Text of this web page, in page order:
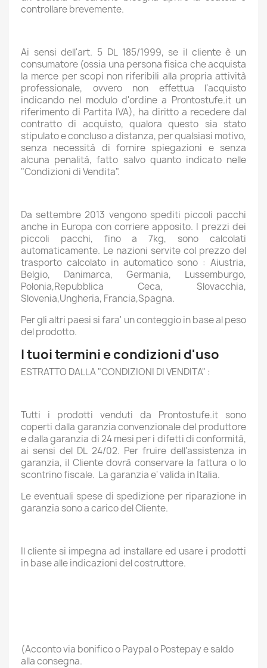
controllare brevemente.
Ai sensi dell'art. 5 DL 185/1999, se il cliente è un
consumatore (ossia una persona fisica che acquista
la merce per scopi non riferibili alla propria attività
professionale, ovvero non effettua l'acquisto
indicando nel modulo d'ordine a Prontostufe.it un
riferimento di Partita IVA), ha diritto a recedere dal
contratto di acquisto, qualora questo sia stato
stipulato e concluso a distanza, per qualsiasi motivo,
senza necessità di fornire spiegazioni e senza
alcuna penalità, fatto salvo quanto indicato nelle
"Condizioni di Vendita".
Da settembre 2013 vengono spediti piccoli pacchi
anche in Europa con corriere apposito. I prezzi dei
piccoli pacchi, fino a 7kg, sono calcolati
automaticamente. Le nazioni servite col prezzo del
trasporto calcolato in automatico sono : Aiustria,
Belgio, Danimarca, Germania, Lussemburgo,
Polonia,Repubblica Ceca, Slovacchia,
Slovenia,Ungheria, Francia,Spagna.
Per gli altri paesi si fara' un conteggio in base al peso
del prodotto.
I tuoi termini e condizioni d'uso
ESTRATTO DALLA "CONDIZIONI DI VENDITA" :
Tutti i prodotti venduti da Prontostufe.it sono
coperti dalla garanzia convenzionale del produttore
e dalla garanzia di 24 mesi per i difetti di conformità,
ai sensi del DL 24/02. Per fruire dell'assistenza in
garanzia, il Cliente dovrà conservare la fattura o lo
scontrino fiscale. La garanzia e' valida in Italia.
Le eventuali spese di spedizione per riparazione in
garanzia sono a carico del Cliente.
Il cliente si impegna ad installare ed usare i prodotti
in base alle indicazioni del costruttore.
(Acconto via bonifico o Paypal o Postepay e saldo
alla consegna.